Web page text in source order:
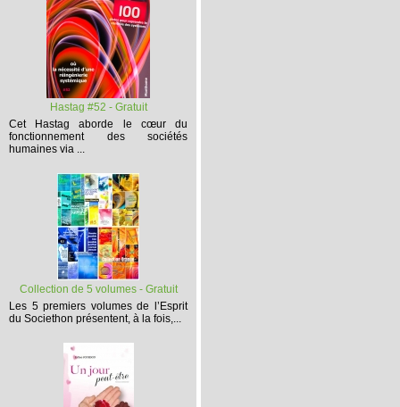
Hastag #52 - Gratuit
Cet
Hastag aborde le cœur du
fonctionnement des sociétés
humaines via ...
Collection de 5 volumes - Gratuit
Les 5 premiers volumesde l’Esprit
du Societhon présentent, à la fois,...